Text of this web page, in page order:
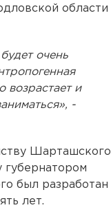
области
очень
возрастает и
-
Шарташского
губернатором
был разработан
лет.